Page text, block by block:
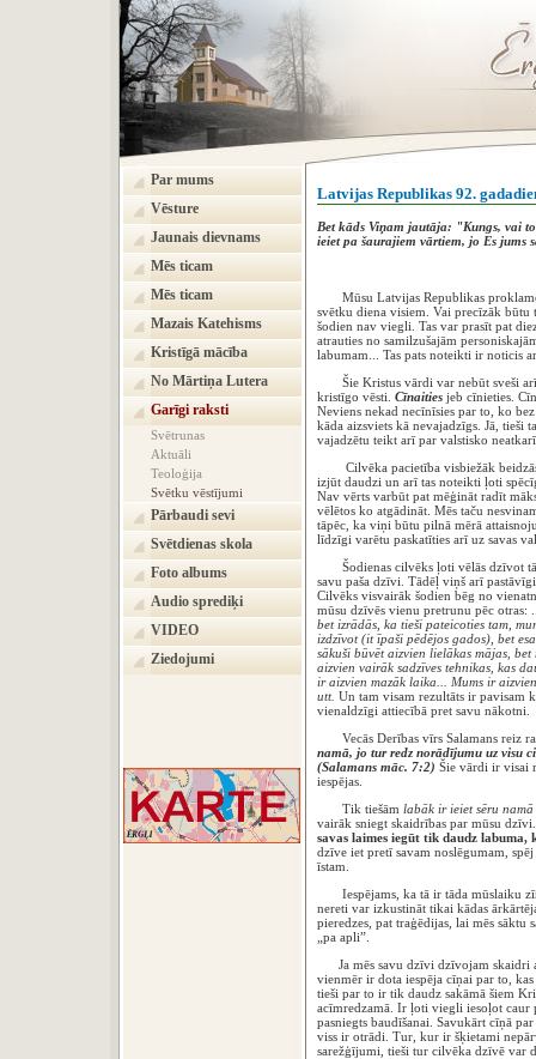
Par mums
Vēsture
Jaunais dievnams
Mēs ticam
Mēs ticam
Mazais Katehisms
Kristīgā mācība
No Mārtiņa Lutera
Garīgi raksti
Svētrunas
Aktuāli
Teoloģija
Svētku vēstījumi
Pārbaudi sevi
Svētdienas skola
Foto albums
Audio sprediķi
VIDEO
Ziedojumi
Latvijas Republikas 92.
Bet kāds Viņam jautāja: "Kungs, vai
ieiet pa šaurajiem vārtiem, jo Es jums
Mūsu Latvijas Republikas
svētku diena visiem. Vai precīzāk būtu
šodien nav viegli. Tas var prasīt pat
atrauties no samilzušajām
labumam... Tas pats noteikti ir noticis
Šie Kristus vārdi var nebūt sveši arī
kristīgo vēsti. Cīnaities jeb cīnieties.
Neviens nekad necīnīsies par to, ko
kāda aizsviets kā nevajadzīgs. Jā, tieši
vajadzētu teikt arī par valstisko
Cilvēka pacietība visbiežāk
izjūt daudzi un arī tas noteikti ļoti
Nav vērts varbūt pat mēģināt radīt
vēlētos ko atgādināt. Mēs taču
tāpēc, ka viņi būtu pilnā mērā
līdzīgi varētu paskatīties arī uz savas
Šodienas cilvēks ļoti vēlās dzīvot
savu paša dzīvi. Tādēļ viņš arī
Cilvēks visvairāk šodien bēg no
mūsu dzīvēs vienu pretrunu pēc otras:
bet izrādās, ka tieši pateicoties tam,
izdzīvot (it īpaši pēdējos gados), bet
sākuši būvēt aizvien lielākas mājas,
aizvien vairāk sadzīves tehnikas, kas
ir aizvien mazāk laika... Mums ir
utt. Un tam visam rezultāts ir pavisam
vienaldzīgi attiecībā pret savu nākotni.
Vecās Derības vīrs Salamans reiz
namā, jo tur redz norādījumu uz visu
(Salamans māc. 7:2) Šie vārdi ir visai
iespējas.
Tik tiešām labāk ir ieiet sēru
vairāk sniegt skaidrības par mūsu
savas laimes iegūt tik daudz labuma,
dzīve iet pretī savam noslēgumam,
īstam.
Iespējams, ka tā ir tāda mūslaiku
nereti var izkustināt tikai kādas
pieredzes, pat traģēdijas, lai mēs sāktu
„pa apli”.
Ja mēs savu dzīvi dzīvojam skaidri
vienmēr ir dota iespēja cīņai par to,
tieši par to ir tik daudz sakāmā šiem
acīmredzamā. Ir ļoti viegli iesoļot caur
pasniegts baudīšanai. Savukārt cīņā
viss ir otrādi. Tur, kur ir šķietami
sarežģījumi, tieši tur cilvēka dzīvē var